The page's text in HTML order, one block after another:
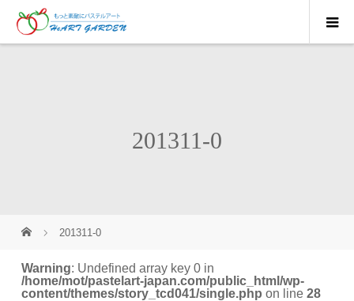
201311-0
201311-0
Warning: Undefined array key 0 in
/home/mot/pastelart-japan.com/public_html/wp-
content/themes/story_tcd041/single.php on line28